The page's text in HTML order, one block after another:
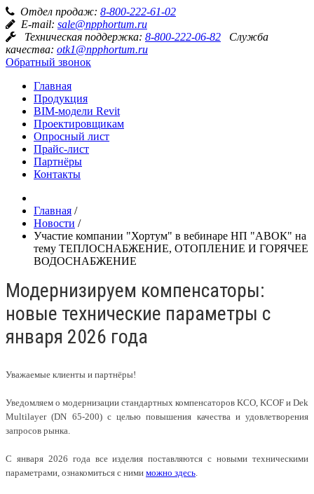
Отдел продаж: 8-800-222-61-02
E-mail: sale@npphortum.ru
Техническая поддержка: 8-800-222-06-82 Служба
качества: otk1@npphortum.ru
Обратный звонок
Главная
Продукция
BIM-модели Revit
Проектировщикам
Опросный лист
Прайс-лист
Партнёры
Контакты
Главная /
Новости /
Участие компании "Хортум" в вебинаре НП "АВОК" на
тему ТЕПЛОСНАБЖЕНИЕ, ОТОПЛЕНИЕ И ГОРЯЧЕЕ
ВОДОСНАБЖЕНИЕ
Модернизируем компенсаторы:
новые технические параметры с
января 2026 года
Уважаемые клиенты и партнёры!
Уведомляем о модернизации стандартных компенсаторов KCO, KCOF и Dek
Multilayer (DN 65-200) с целью повышения качества и удовлетворения
запросов рынка.
С января 2026 года все изделия поставляются с новыми техническими
параметрами, ознакомиться с ними можно здесь.